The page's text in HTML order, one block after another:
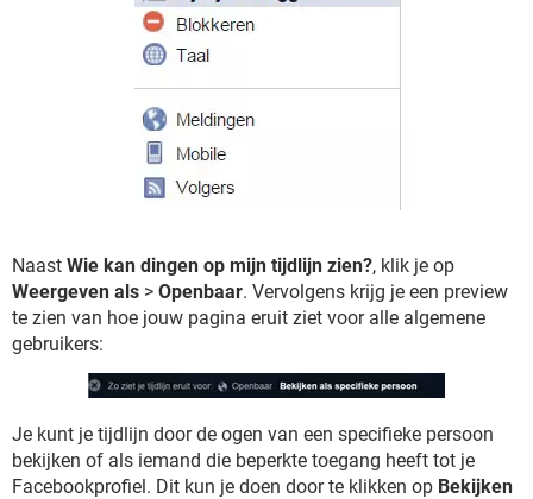
Naast Wie kan dingen op mijn tijdlijn zien?, klik je op
Weergeven als > Openbaar. Vervolgens krijg je een preview
te zien van hoe jouw pagina eruit ziet voor alle algemene
gebruikers:
Je kunt je tijdlijn door de ogen van een specifieke persoon
bekijken of als iemand die beperkte toegang heeft tot je
Facebookprofiel. Dit kun je doen door te klikken op Bekijken